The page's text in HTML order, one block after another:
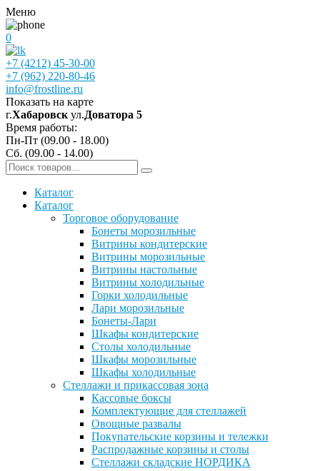
Меню
0
+7 (4212) 45-30-00
+7 (962) 220-80-46
info@frostline.ru
Показать на карте
г.Хабаровск ул.Доватора 5
Время работы:
Пн-Пт (09.00 - 18.00)
Сб. (09.00 - 14.00)
Каталог
Каталог
Торговое оборудование
Бонеты морозильные
Витрины кондитерские
Витрины морозильные
Витрины настольные
Витрины холодильные
Горки холодильные
Лари морозильные
Бонеты-Лари
Шкафы кондитерские
Столы холодильные
Шкафы морозильные
Шкафы холодильные
Стеллажи и прикассовая зона
Кассовые боксы
Комплектующие для стеллажей
Овощные развалы
Покупательские корзины и тележки
Распродажные корзины и столы
Стеллажи складские НОРДИКА